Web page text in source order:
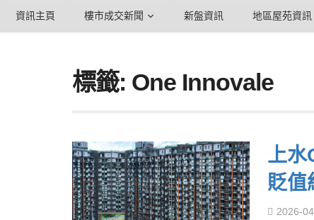
資訊主頁 樓市成交新聞 新盤資訊 地區屋苑資訊
標籤: One Innovale
上水
貶值
2026-